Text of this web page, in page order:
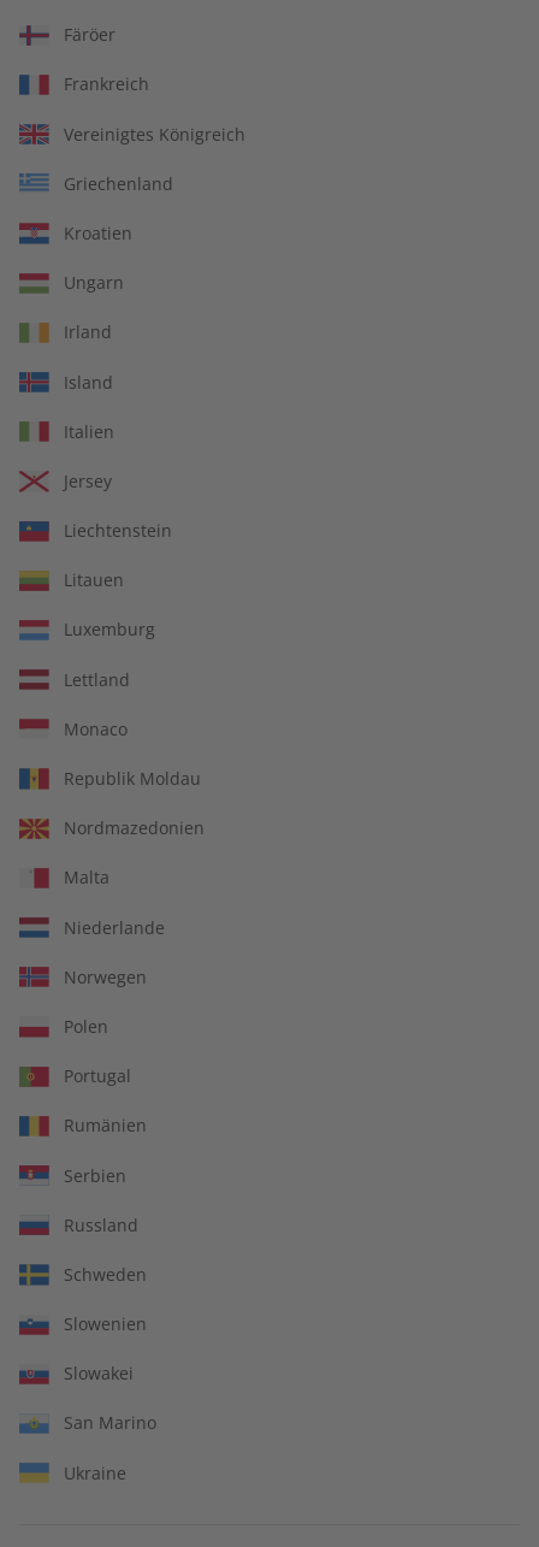
Bequem lesen auf jedem Gerät
30 % Bildungsrabatt sichern
Jederzeit monatlich kündbar
Kostenfreie Lieferung direkt zu Ihnen nach
Hause
14 Ausgaben pro Jahr
30 % Bildungsrabatt sichern
Jederzeit monatlich kündbar
Färöer
Frankreich
Vereinigtes Königreich
Griechenland
Kroatien
Ungarn
Irland
Island
Italien
Jersey
Liechtenstein
Litauen
Luxemburg
Lettland
Monaco
Republik Moldau
Nordmazedonien
Malta
Niederlande
Norwegen
Polen
Portugal
Rumänien
Serbien
Russland
Schweden
Slowenien
Slowakei
San Marino
Ukraine